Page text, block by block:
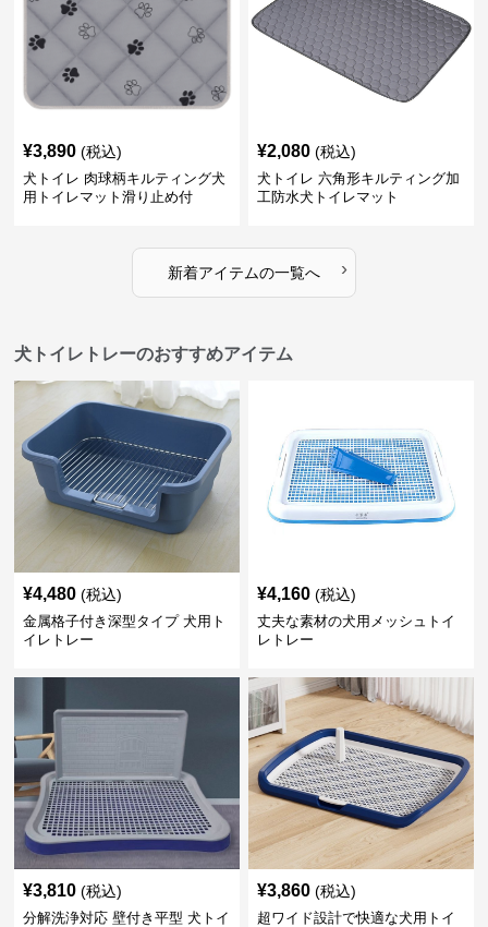
¥3,890 (税込)
犬トイレ 肉球柄キルティング犬
用トイレマット滑り止め付
¥2,080 (税込)
犬トイレ 六角形キルティング加
工防水犬トイレマット
新着アイテムの一覧へ ›
犬トイレトレーのおすすめアイテム
¥4,480 (税込)
金属格子付き深型タイプ 犬用ト
イレトレー
¥4,160 (税込)
丈夫な素材の犬用メッシュトイ
レトレー
¥3,810 (税込)
分解洗浄対応 壁付き平型 犬トイ
¥3,860 (税込)
超ワイド設計で快適な犬用トイ